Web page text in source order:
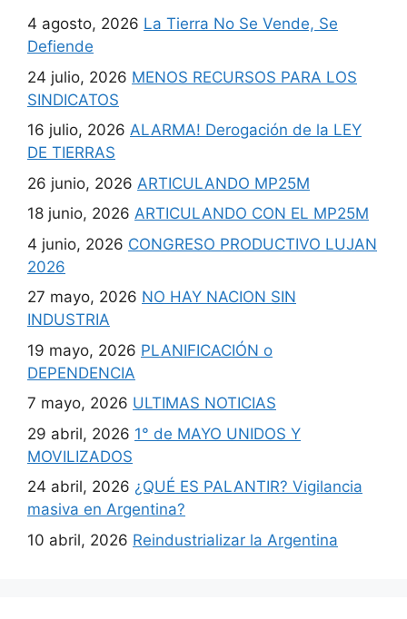
4 agosto, 2026 La Tierra No Se Vende, Se
Defiende
24 julio, 2026 MENOS RECURSOS PARA LOS
SINDICATOS
16 julio, 2026 ALARMA! Derogación de la LEY
DE TIERRAS
26 junio, 2026 ARTICULANDO MP25M
18 junio, 2026 ARTICULANDO CON EL MP25M
4 junio, 2026 CONGRESO PRODUCTIVO LUJAN
2026
27 mayo, 2026 NO HAY NACION SIN
INDUSTRIA
19 mayo, 2026 PLANIFICACIÓN o
DEPENDENCIA
7 mayo, 2026 ULTIMAS NOTICIAS
29 abril, 2026 1° de MAYO UNIDOS Y
MOVILIZADOS
24 abril, 2026 ¿QUÉ ES PALANTIR? Vigilancia
masiva en Argentina?
10 abril, 2026 Reindustrializar la Argentina